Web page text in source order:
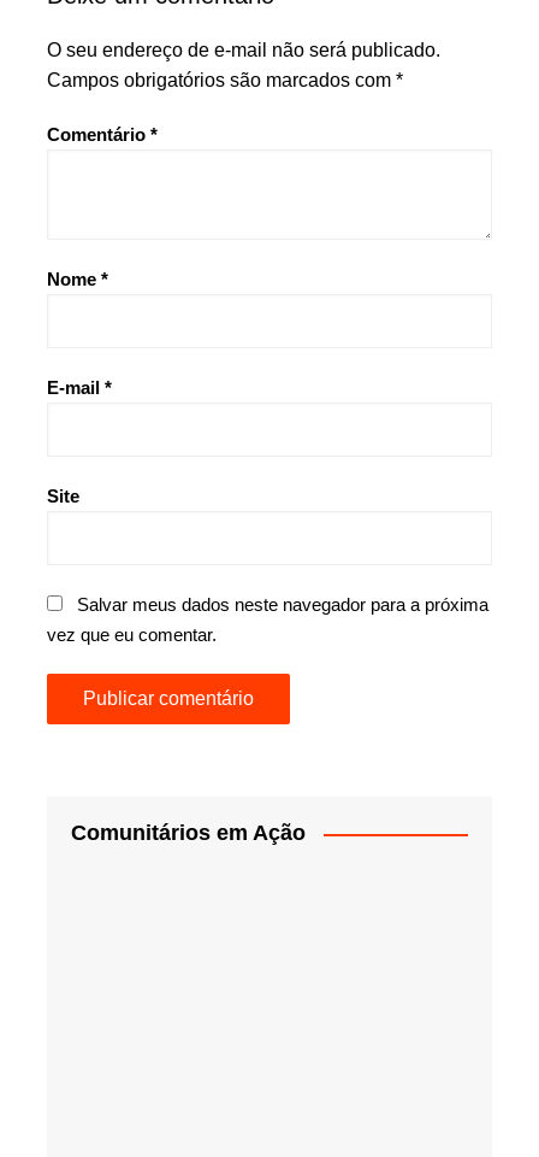
O seu endereço de e-mail não será publicado.
Campos obrigatórios são marcados com *
Comentário *
Nome *
E-mail *
Site
Salvar meus dados neste navegador para a próxima
vez que eu comentar.
Comunitários em Ação